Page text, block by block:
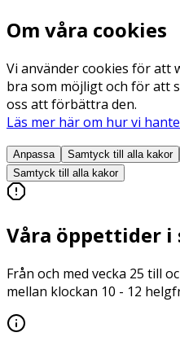
Om våra cookies
Vi använder cookies för att
bra som möjligt och för att
oss att förbättra den.
Läs mer här om hur vi
Anpassa Samtyck till alla kakor
Samtyck till alla kakor
Våra öppettider i
Från och med vecka 25 till
mellan klockan 10 - 12